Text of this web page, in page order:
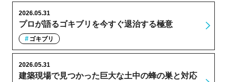
プロが語るゴキブリを今すぐ退治する極意
2026.05.31
ゴキブリ
建築現場で見つかった巨大な土中の蜂の巣と対応
2026.05.31